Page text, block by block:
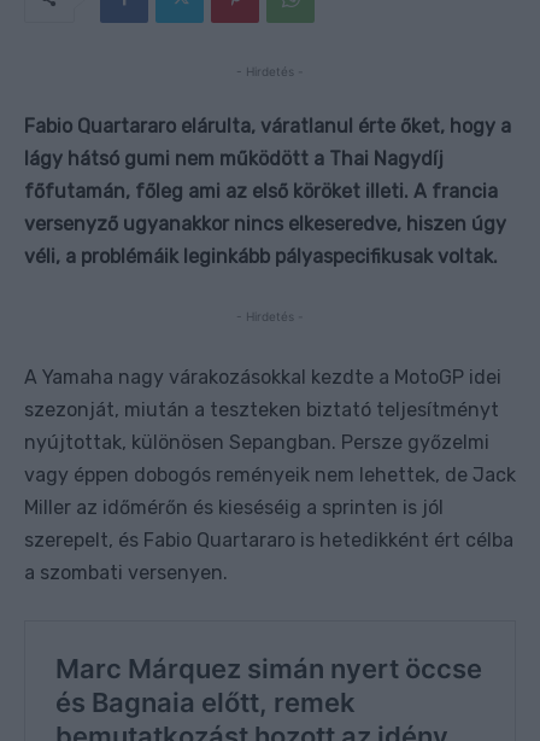
- Hirdetés -
Fabio Quartararo elárulta, váratlanul érte őket, hogy a
lágy hátsó gumi nem működött a Thai Nagydíj
főfutamán, főleg ami az első köröket illeti. A francia
versenyző ugyanakkor nincs elkeseredve, hiszen úgy
véli, a problémáik leginkább pályaspecifikusak voltak.
- Hirdetés -
A Yamaha nagy várakozásokkal kezdte a MotoGP idei
szezonját, miután a teszteken biztató teljesítményt
nyújtottak, különösen Sepangban. Persze győzelmi
vagy éppen dobogós reményeik nem lehettek, de Jack
Miller az időmérőn és kieséséig a sprinten is jól
szerepelt, és Fabio Quartararo is hetedikként ért célba
a szombati versenyen.